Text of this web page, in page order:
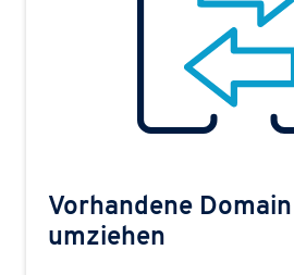
Vorhandene
umziehen